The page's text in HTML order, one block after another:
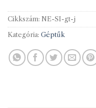
Cikkszám: NE-SI-gt-j
Kategória: Géptűk